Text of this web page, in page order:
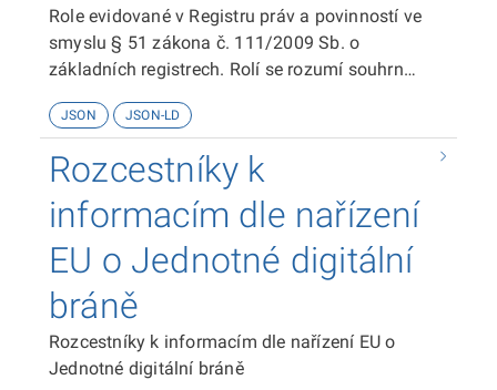
Role evidované v Registru práv a povinností ve
smyslu § 51 zákona č. 111/2009 Sb. o
základních registrech. Rolí se rozumí souhrn
činnost, k přístupu k referenčním údajům v
agendových informačních systémech.
JSON JSON-LD
Rozcestníky k
informacím dle nařízení
EU o Jednotné digitální
bráně
Rozcestníky k informacím dle nařízení EU o
Jednotné digitální bráně